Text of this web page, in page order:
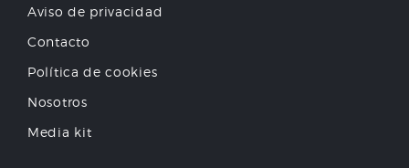
Aviso de privacidad
Contacto
Política de cookies
Nosotros
Media kit